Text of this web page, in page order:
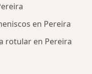
en Pereira
rotular en Pereira